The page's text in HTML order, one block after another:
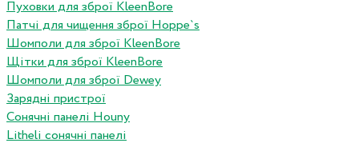
Пуховки для зброї KleenBore
Патчі для чищення зброї Hoppe`s
Шомполи для зброї KleenBore
Щітки для зброї KleenBore
Шомполи для зброї Dewey
Зарядні пристрої
Сонячні панелі Houny
Litheli сонячні панелі